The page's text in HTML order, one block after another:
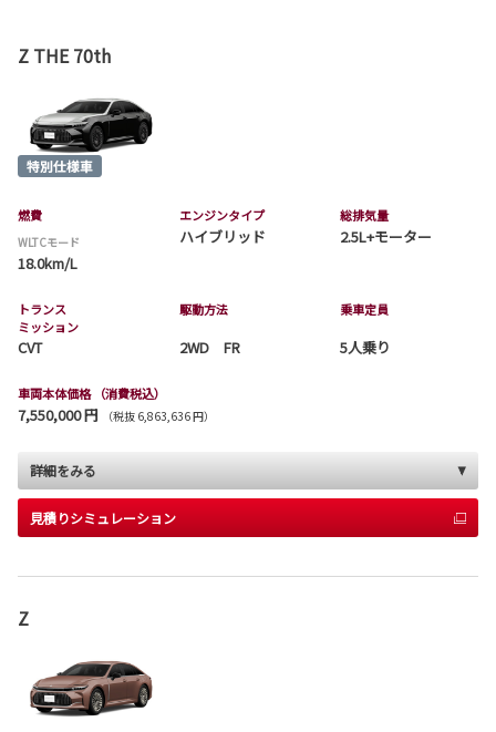
Z THE 70th
燃費
WLTCモード
18.0km/L
エンジンタイプ
ハイブリッド
総排気量
2.5L+モーター
トランス
ミッション
CVT
駆動方法
2WD FR
乗車定員
5人乗り
車両本体価格 （消費税込）
7,550,000 円 （税抜 6,863,636 円）
詳細をみる
見積りシミュレーション
Z